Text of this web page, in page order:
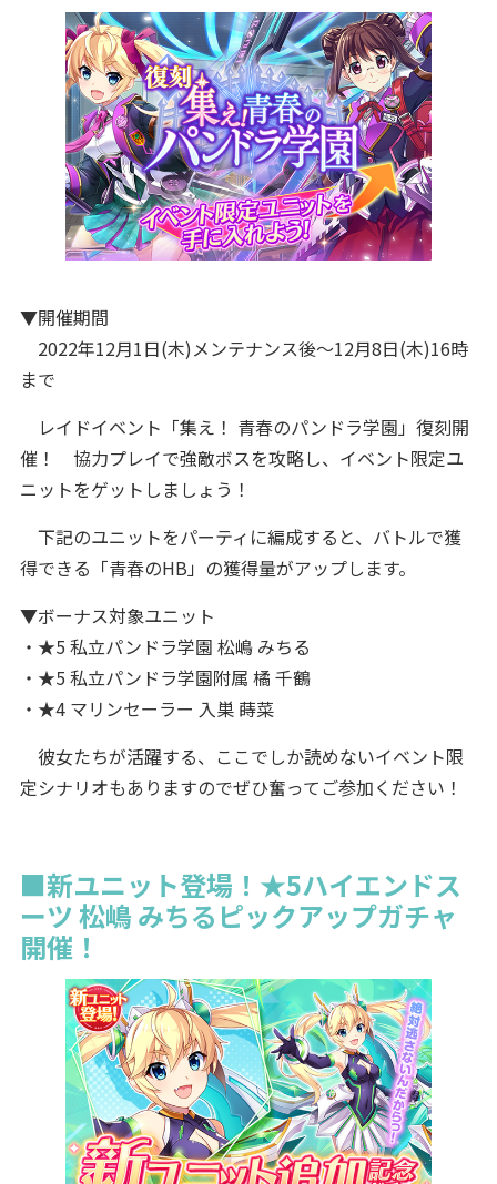
▼開催期間
2022年12月1日(木)メンテナンス後～12月8日(木)16時
まで
レイドイベント「集え！ 青春のパンドラ学園」復刻開
催！ 協力プレイで強敵ボスを攻略し、イベント限定ユ
ニットをゲットしましょう！
下記のユニットをパーティに編成すると、バトルで獲
得できる「青春のHB」の獲得量がアップします。
▼ボーナス対象ユニット
・★5 私立パンドラ学園 松嶋 みちる
・★5 私立パンドラ学園附属 橘 千鶴
・★4 マリンセーラー 入巣 蒔菜
彼女たちが活躍する、ここでしか読めないイベント限
定シナリオもありますのでぜひ奮ってご参加ください！
■新ユニット登場！★5ハイエンドス
ーツ 松嶋 みちるピックアップガチャ
開催！